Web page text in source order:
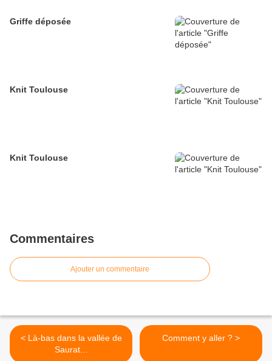
Griffe déposée
Knit Toulouse
Knit Toulouse
Commentaires
Ajouter un commentaire
< Là-bas dans la vallée de
Saurat...
Comment y aller ? >